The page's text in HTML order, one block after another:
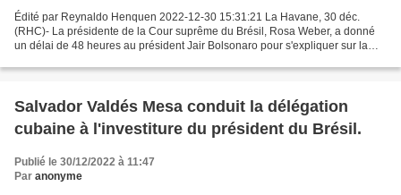
Édité par Reynaldo Henquen 2022-12-30 15:31:21 La Havane, 30 déc.
(RHC)- La présidente de la Cour suprême du Brésil, Rosa Weber, a donné
un délai de 48 heures au président Jair Bolsonaro pour s'expliquer sur la
Salvador Valdés Mesa conduit la délégation
cubaine à l'investiture du président du Brésil.
Publié le 30/12/2022 à 11:47
Par anonyme